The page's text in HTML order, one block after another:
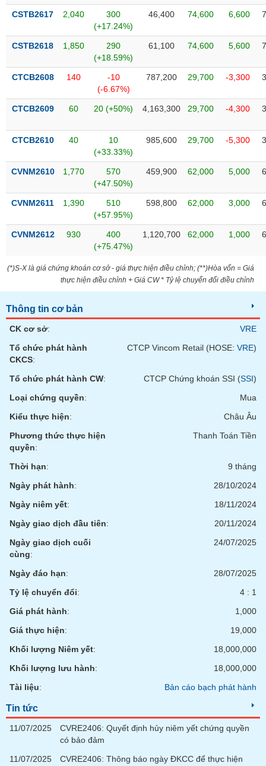
CSTB2617 2,040
300
(+17.24%)
46,400 74,600 6,600
CSTB2618 1,850
290
(+18.59%)
61,100 74,600 5,600
CTCB2608 140
-10
(-6.67%)
787,200 29,700 -3,300
CTCB2609 60 20 (+50%) 4,163,300 29,700 -4,300
CTCB2610 40
10
(+33.33%)
985,600 29,700 -5,300
CVNM2610 1,770
570
(+47.50%)
459,900 62,000 5,000
CVNM2611 1,390
510
(+57.95%)
598,800 62,000 3,000
CVNM2612 930
400
(+75.47%)
1,120,700 62,000 1,000
(*)S-X là giá chứng khoán cơ sở - giá thực hiện điều chỉnh; (**)Hòa vốn = Giá
thực hiện điều chỉnh + Giá CW * Tỷ lệ chuyển đổi điều chỉnh
Thông tin cơ bản
CK cơ sở:
VRE
Tổ chức phát hành
CKCS:
CTCP Vincom Retail (HOSE: VRE)
Tổ chức phát hành CW: CTCP Chứng khoán SSI (SSI)
Loại chứng quyền:
Mua
Kiểu thực hiện:
Châu Âu
Phương thức thực hiện
quyền:
Thanh Toán Tiền
Thời hạn:
9 tháng
Ngày phát hành:
28/10/2024
Ngày niêm yết:
18/11/2024
Ngày giao dịch đầu tiên:
20/11/2024
Ngày giao dịch cuối
cùng:
24/07/2025
Ngày đáo hạn:
28/07/2025
Tỷ lệ chuyển đổi:
4 : 1
Giá phát hành:
1,000
Giá thực hiện:
19,000
Khối lượng Niêm yết:
18,000,000
Khối lượng lưu hành:
18,000,000
Tài liệu: Bản cáo bạch phát hành
Tin tức
11/07/2025
CVRE2406: Quyết định hủy niêm yết chứng quyền
có bảo đảm
11/07/2025
CVRE2406: Thông báo ngày ĐKCC để thực hiện
ÍCH
BẤT
ĐỘNG
chứng
khoán
Tất cả Cổ phiếu Chỉ số Chứng chỉ quỹ Chứng
Lãnh
(-)
Tất cả Người nội bộ
Tin
tức
(-)
Bài
của
giả
(-)
Báo
phân
(-)
Thuật
ngữ
(-)
Dịch
vụ
(-)
tạo
tài